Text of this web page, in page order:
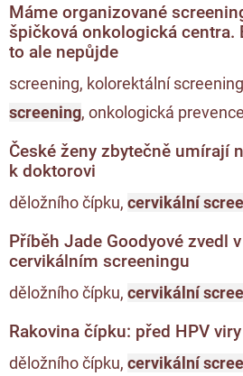
Máme organizované
špičková onkologická centra.
to ale nepůjde
screening, kolorektální
screening, onkologická
České ženy zbytečně umírají
k doktorovi
děložního čípku, cervikální
Příběh Jade Goodyové zvedl
cervikálním screeningu
děložního čípku, cervikální
Rakovina čípku: před HPV
děložního čípku, cervikální